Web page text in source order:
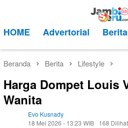
kontenMobile
HOME Advertorial Berita
Beranda Berita Lifestyle
Harga Dompet Louis
Wanita
Evo Kusnady
18 Mei 2026 - 13:23 WIB
168 Dilihat